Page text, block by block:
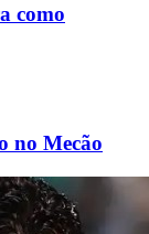
como
no Mecão